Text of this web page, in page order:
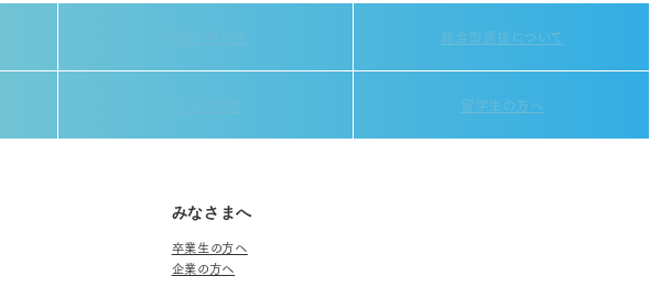
総合型選抜について
留学生の方へ
みなさまへ
卒業生の方へ
企業の方へ